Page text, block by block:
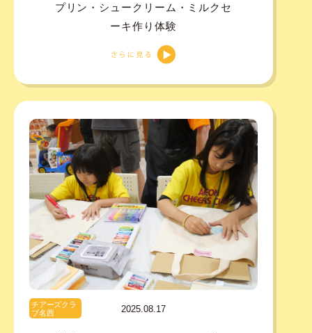
プリン・シュークリーム・ミルクセ
ーキ作り体験
チアーズクラ
ブ名西
2025.08.17